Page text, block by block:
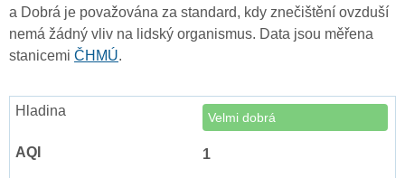
a Dobrá je považována za standard, kdy znečištění ovzduší
nemá žádný vliv na lidský organismus. Data jsou měřena
stanicemi ČHMÚ.
Velmi dobrá
1